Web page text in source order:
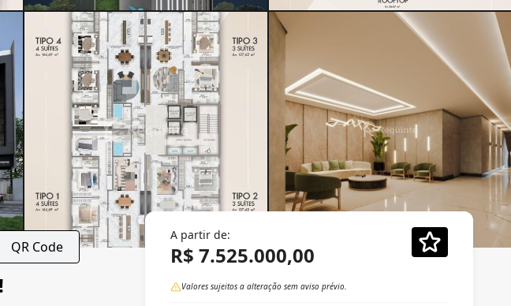
QR Code
A partir de:
R$ 7.525.000,00
Valores sujeitos a alteração sem aviso prévio.